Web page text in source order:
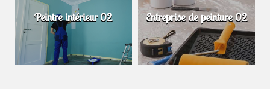
Peintre intérieur 02 Entreprise de peinture 02